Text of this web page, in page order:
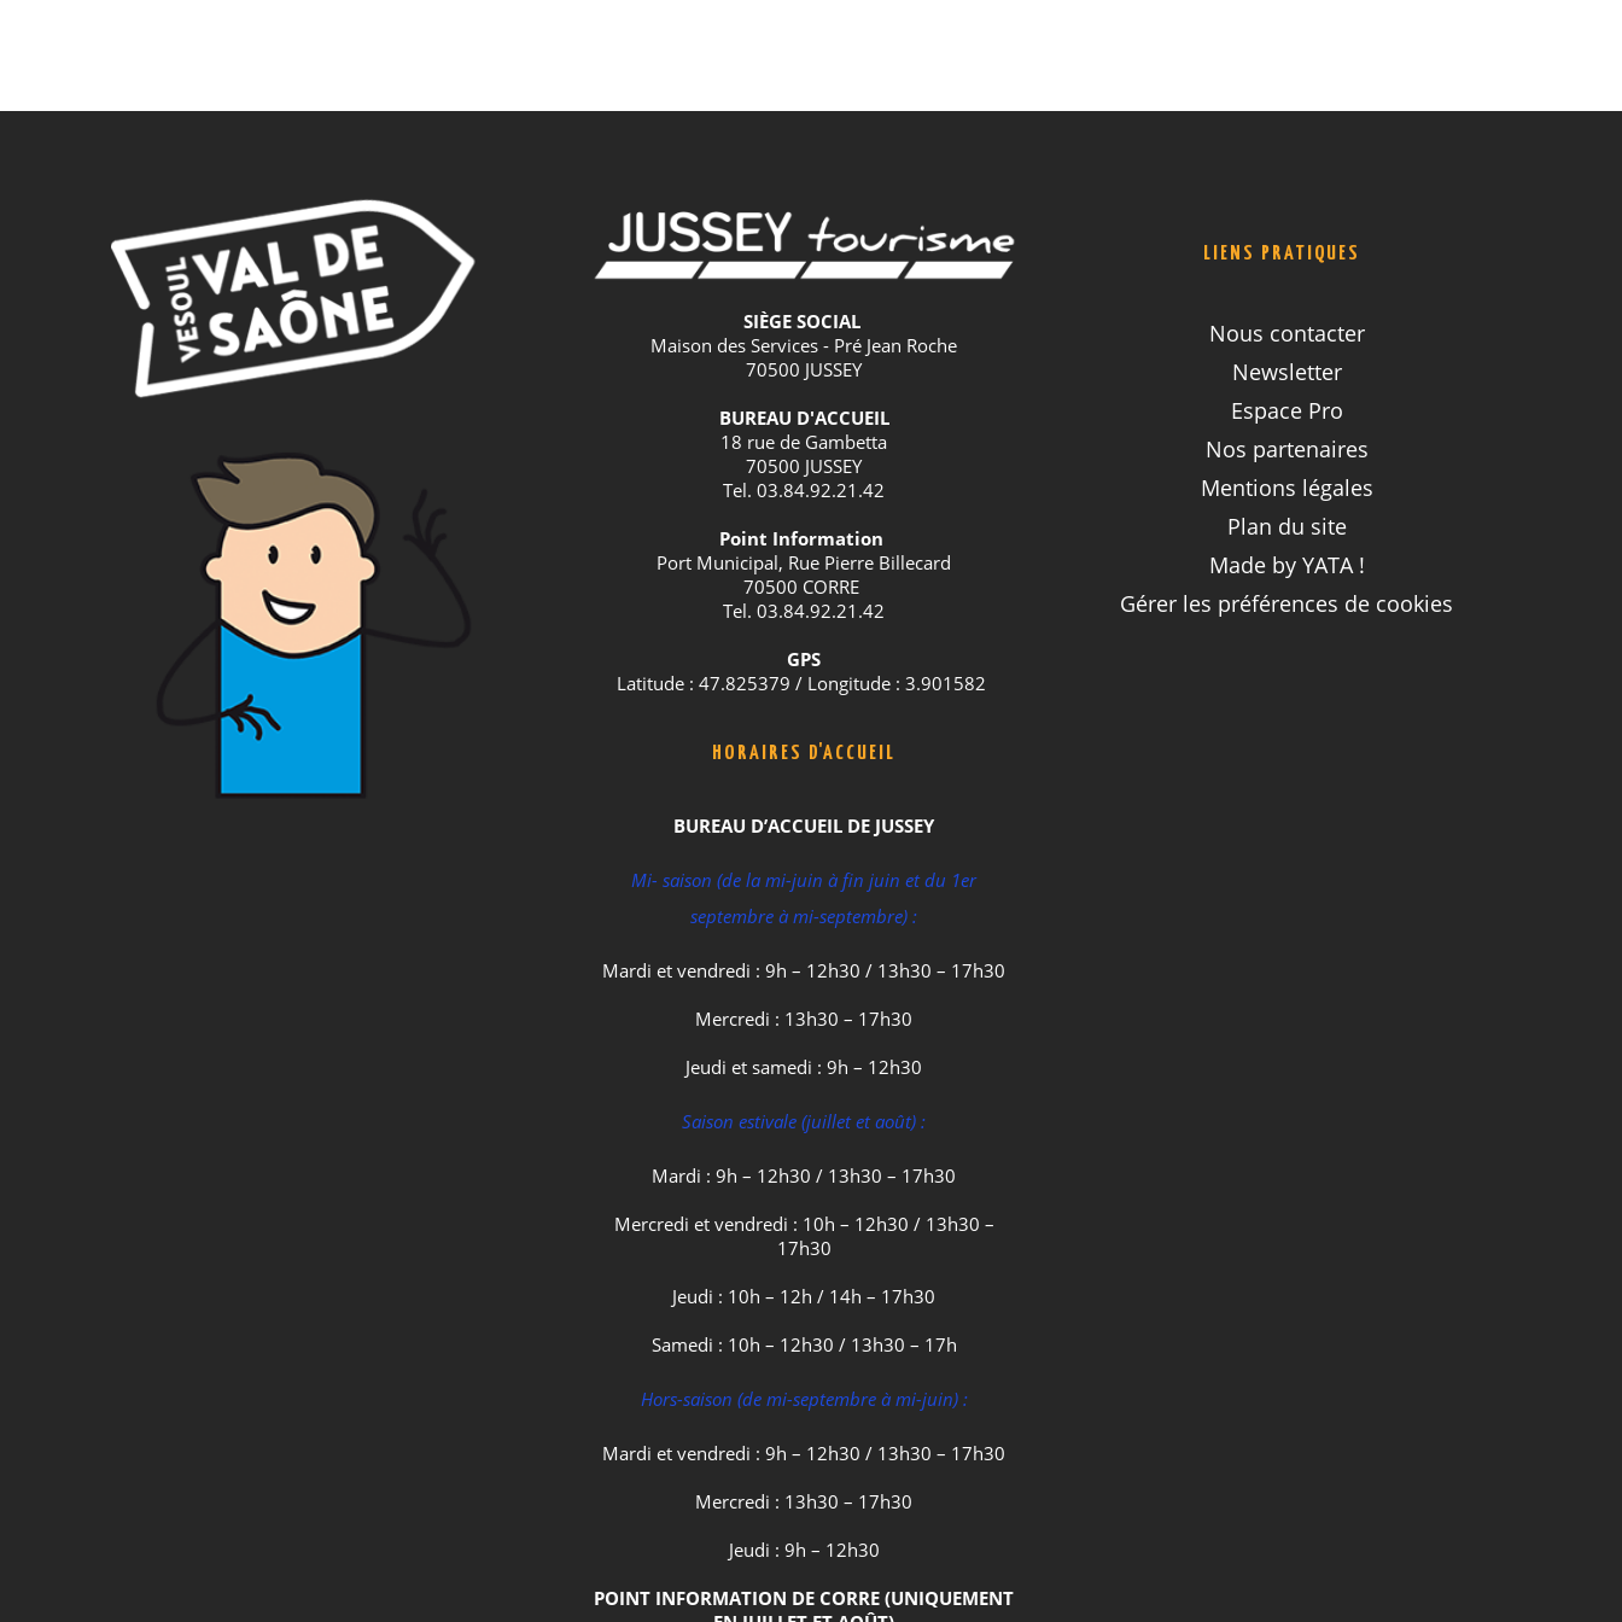
SIÈGE SOCIAL
Maison des Services - Pré Jean Roche
70500 JUSSEY
BUREAU D'ACCUEIL
18 rue de Gambetta
70500 JUSSEY
Tel. 03.84.92.21.42
Point Information
Port Municipal, Rue Pierre Billecard
70500 CORRE
Tel. 03.84.92.21.42
GPS
Latitude : 47.825379 / Longitude : 3.901582
HORAIRES D'ACCUEIL
BUREAU D’ACCUEIL DE JUSSEY
Mi- saison (de la mi-juin à fin juin et du 1er
septembre à mi-septembre) :
Mardi et vendredi : 9h – 12h30 / 13h30 – 17h30
Mercredi : 13h30 – 17h30
Jeudi et samedi : 9h – 12h30
Saison estivale (juillet et août) :
Mardi : 9h – 12h30 / 13h30 – 17h30
Mercredi et vendredi : 10h – 12h30 / 13h30 –
17h30
Jeudi : 10h – 12h / 14h – 17h30
Samedi : 10h – 12h30 / 13h30 – 17h
Hors-saison (de mi-septembre à mi-juin) :
Mardi et vendredi : 9h – 12h30 / 13h30 – 17h30
Mercredi : 13h30 – 17h30
Jeudi : 9h – 12h30
POINT INFORMATION DE CORRE (UNIQUEMENT
LIENS PRATIQUES
Nous contacter
Newsletter
Espace Pro
Nos partenaires
Mentions légales
Plan du site
Made by YATA !
Gérer les préférences de cookies